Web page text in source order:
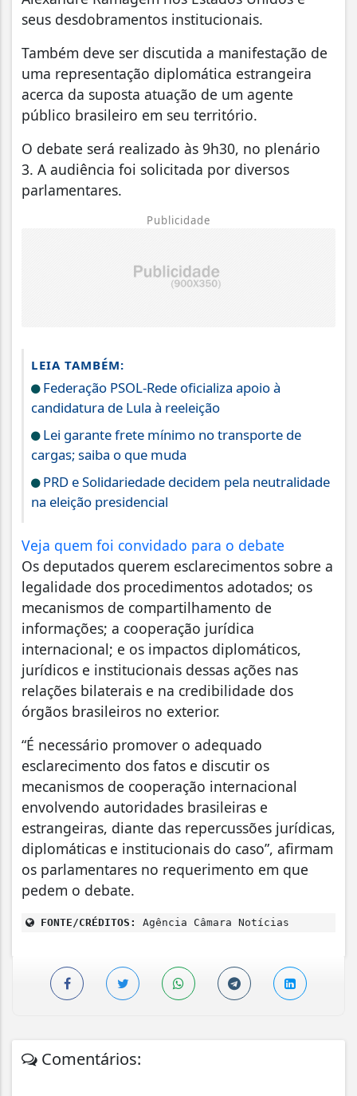
seus desdobramentos institucionais.
Também deve ser discutida a manifestação de
uma representação diplomática estrangeira
acerca da suposta atuação de um agente
público brasileiro em seu território.
O debate será realizado às 9h30, no plenário
3. A audiência foi solicitada por diversos
parlamentares.
Publicidade
LEIA TAMBÉM:
Federação PSOL-Rede oficializa apoio à
candidatura de Lula à reeleição
Lei garante frete mínimo no transporte de
cargas; saiba o que muda
PRD e Solidariedade decidem pela neutralidade
na eleição presidencial
Veja quem foi convidado para o debate
Os deputados querem esclarecimentos sobre a
legalidade dos procedimentos adotados; os
mecanismos de compartilhamento de
informações; a cooperação jurídica
internacional; e os impactos diplomáticos,
jurídicos e institucionais dessas ações nas
relações bilaterais e na credibilidade dos
órgãos brasileiros no exterior.
“É necessário promover o adequado
esclarecimento dos fatos e discutir os
mecanismos de cooperação internacional
envolvendo autoridades brasileiras e
estrangeiras, diante das repercussões jurídicas,
diplomáticas e institucionais do caso”, afirmam
os parlamentares no requerimento em que
pedem o debate.
FONTE/CRÉDITOS: Agência Câmara Notícias
Comentários: